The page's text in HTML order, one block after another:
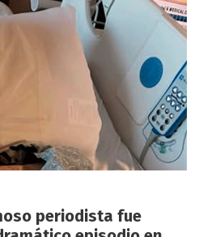
periodista fue